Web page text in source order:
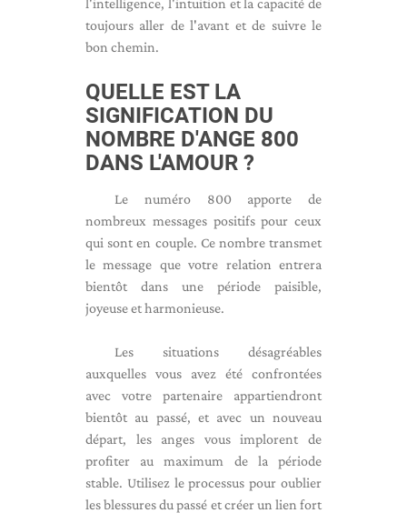
l'intelligence, l'intuition et la capacité de
toujours aller de l'avant et de suivre le
bon chemin.
QUELLE EST LA
SIGNIFICATION DU
NOMBRE D'ANGE 800
DANS L'AMOUR ?
Le numéro 800 apporte de
nombreux messages positifs pour ceux
qui sont en couple. Ce nombre transmet
le message que votre relation entrera
bientôt dans une période paisible,
joyeuse et harmonieuse.
Les situations désagréables
auxquelles vous avez été confrontées
avec votre partenaire appartiendront
bientôt au passé, et avec un nouveau
départ, les anges vous implorent de
profiter au maximum de la période
stable. Utilisez le processus pour oublier
les blessures du passé et créer un lien fort